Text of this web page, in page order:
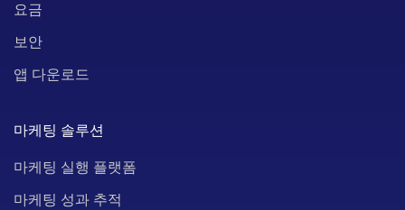
요금
보안
앱 다운로드
마케팅 솔루션
마케팅 실행 플랫폼
마케팅 성과 추적